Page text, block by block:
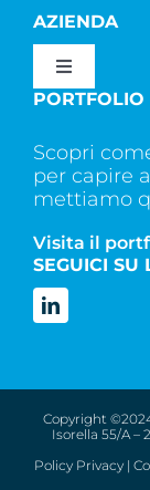
AZIENDA
Toggle
Navigation
SERVIZI
CONTATTI
PORTFOLIO
Scopri
per capire
mettiamo
Visita il
SEGUICI SU
Copyright
Isorella 55/A –
Policy Privacy|